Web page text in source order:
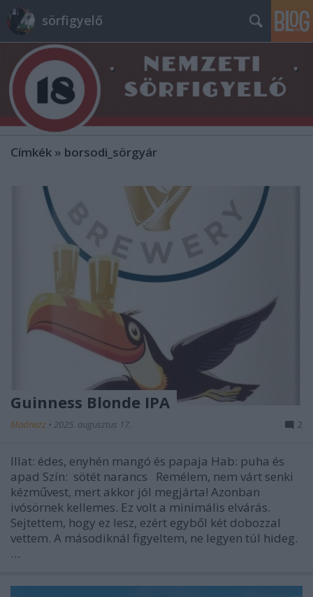
sörfigyelő
Címkék » borsodi_sörgyár
Guinness Blonde IPA
Madnezz • 2025. augusztus 17. 2
Illat: édes, enyhén mangó és papaja Hab: puha és
apad Szín: sötét narancs Remélem, nem várt senki
kézművest, mert akkor jól megjárta! Azonban
ivósörnek kellemes. Ez volt a minimális elvárás.
Sejtettem, hogy ez lesz, ezért egyből két dobozzal
vettem. A másodiknál figyeltem, ne legyen túl hideg.
…